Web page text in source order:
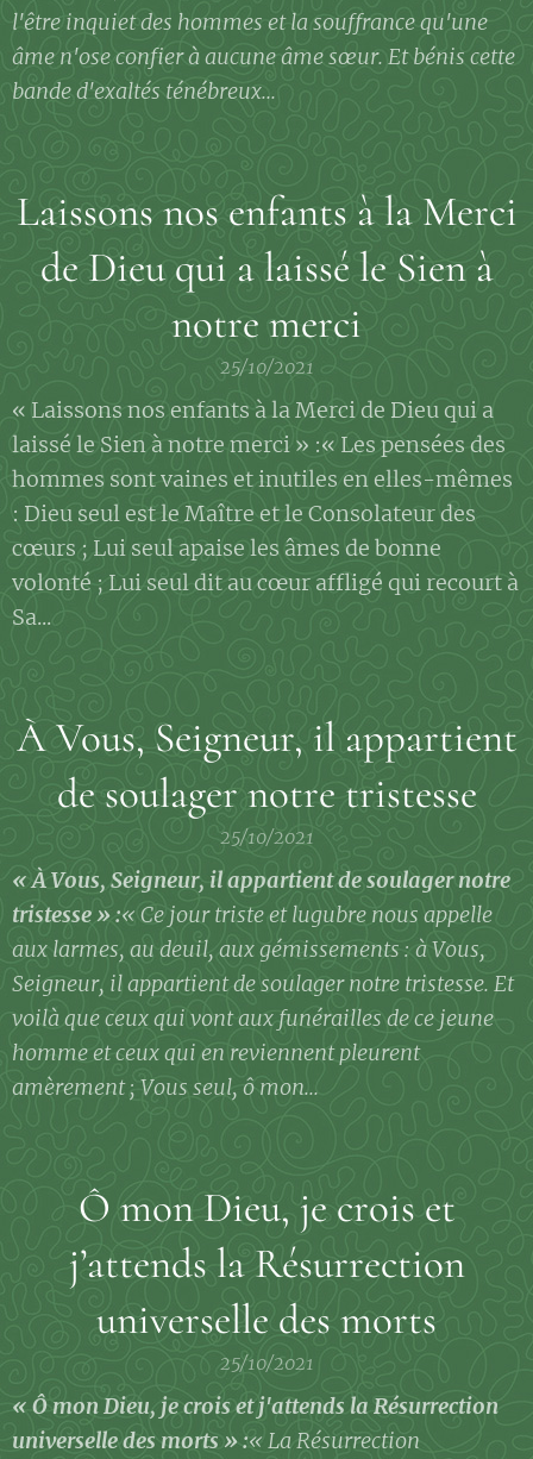
l'être inquiet des hommes et la souffrance qu'une
âme n'ose confier à aucune âme sœur. Et bénis cette
bande d'exaltés ténébreux...
Laissons nos enfants à la Merci
de Dieu qui a laissé le Sien à
notre merci
25/10/2021
« Laissons nos enfants à la Merci de Dieu qui a
laissé le Sien à notre merci » :« Les pensées des
hommes sont vaines et inutiles en elles-mêmes
: Dieu seul est le Maître et le Consolateur des
cœurs ; Lui seul apaise les âmes de bonne
volonté ; Lui seul dit au cœur affligé qui recourt à
Sa...
À Vous, Seigneur, il appartient
de soulager notre tristesse
25/10/2021
« À Vous, Seigneur, il appartient de soulager notre
tristesse » :« Ce jour triste et lugubre nous appelle
aux larmes, au deuil, aux gémissements : à Vous,
Seigneur, il appartient de soulager notre tristesse. Et
voilà que ceux qui vont aux funérailles de ce jeune
homme et ceux qui en reviennent pleurent
amèrement ; Vous seul, ô mon...
Ô mon Dieu, je crois et
j’attends la Résurrection
universelle des morts
25/10/2021
« Ô mon Dieu, je crois et j'attends la Résurrection
universelle des morts » :« La Résurrection